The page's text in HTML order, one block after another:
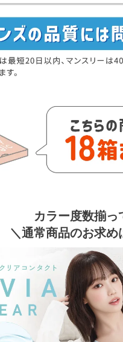
カラー度数揃っ
＼通常商品のお求め